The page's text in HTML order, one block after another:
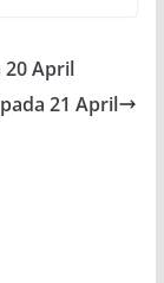
20 April
21 April